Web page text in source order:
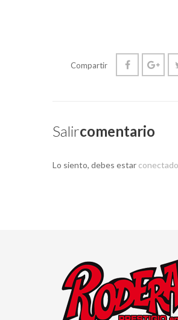
Compartir
SalirComentario
Lo siento, debes estar conectado